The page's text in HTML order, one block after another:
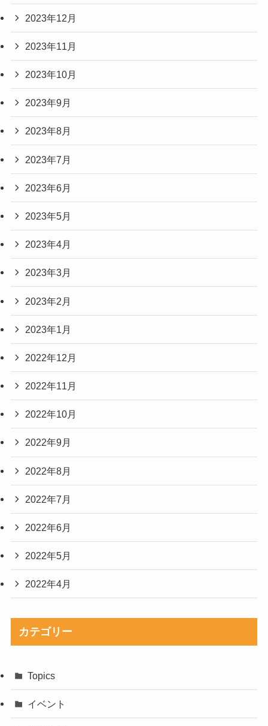
2023年12月
2023年11月
2023年10月
2023年9月
2023年8月
2023年7月
2023年6月
2023年5月
2023年4月
2023年3月
2023年2月
2023年1月
2022年12月
2022年11月
2022年10月
2022年9月
2022年8月
2022年7月
2022年6月
2022年5月
2022年4月
カテゴリー
Topics
イベント